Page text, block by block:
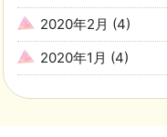
2020年2月 (4)
2020年1月 (4)